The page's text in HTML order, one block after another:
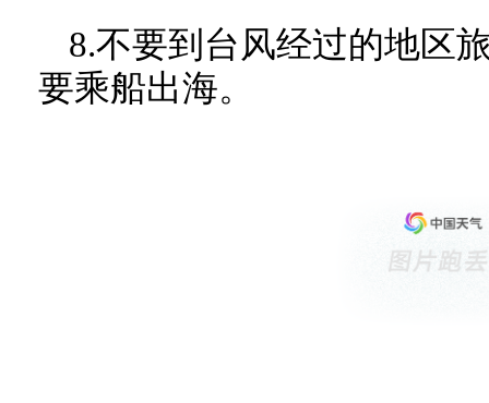
8.不要到台风经过的地区
要乘船出海。